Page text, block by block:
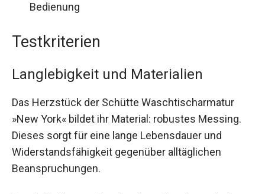
Bedienung
Testkriterien
Langlebigkeit und Materialien
Das Herzstück der Schütte Waschtischarmatur
»New York« bildet ihr Material: robustes Messing.
Dieses sorgt für eine lange Lebensdauer und
Widerstandsfähigkeit gegenüber alltäglichen
Beanspruchungen.